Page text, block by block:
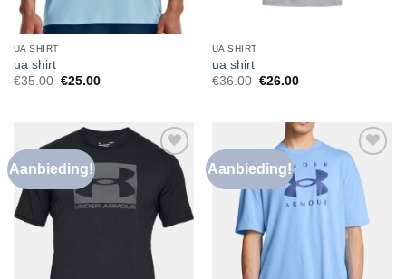
UA SHIRT
ua shirt
€35.00 €25.00
UA SHIRT
ua shirt
€36.00 €26.00
Aanbieding!
Toevoegen
verlanglijst
Aanbieding!
Toevoegen
aan
verlanglijst